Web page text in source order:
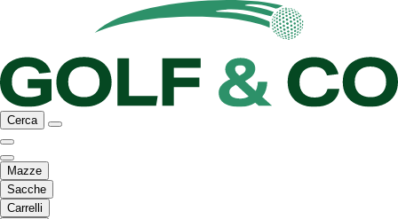
Cerca
Mazze
Sacche
Carrelli